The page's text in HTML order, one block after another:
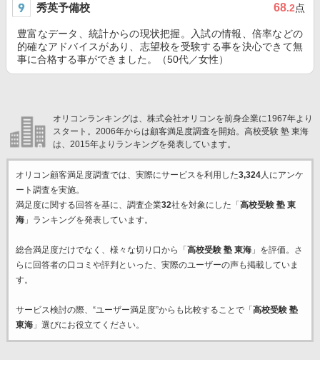
秀英予備校 68.2点
豊富なデータ、統計からの現状把握。入試の情報、倍率などの
的確なアドバイスがあり、志望校を受験する事を決心できて無
事に合格する事ができました。（50代／女性）
オリコンランキングは、株式会社オリコンを前身企業に1967年より
スタート。2006年からは顧客満足度調査を開始。高校受験 塾 東海
は、2015年よりランキングを発表しています。
オリコン顧客満足度調査では、実際にサービスを利用した3,324人にアンケ
ート調査を実施。
満足度に関する回答を基に、調査企業32社を対象にした「 高校受験 塾 東
海」ランキングを発表しています。
総合満足度だけでなく、様々な切り口から「 高校受験 塾 東海」を評価。さ
らに回答者の口コミや評判といった、実際のユーザーの声も掲載していま
す。
サービス検討の際、“ユーザー満足度”からも比較することで「 高校受験 塾
東海」選びにお役立てください。